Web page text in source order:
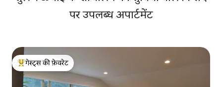
पर उपलब्ध अपार्टमेंट
गेस्ट्स का टॉप फ़ेवरेट
गेस्ट्स की फ़ेवरेट